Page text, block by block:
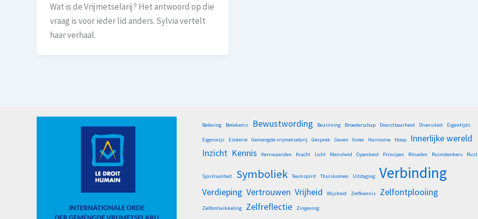
Wat is de Vrijmetselarij? Het antwoord op die
vraag is voor ieder lid anders. Sylvia vertelt
haar verhaal.
Beleving Betekenis Bewustwording Bezinning Broederschap Dienstbaarheid Diversiteit Eigentijds
Eigenwijs Esoterie Gemengde vrijmetselarij Gesprek Geven Groei Harmonie Hoop
Innerlijke wereld
Inzicht Kennis Kernwaarden Kracht Licht Mensheid Openheid Principes Rituelen Ruimdenkers Rust
Spiritualiteit Symboliek Teamspirit Thuiskomen Uitdaging Verbinding
Verdieping Vertrouwen Vrijheid Wijsheid Zelfkennis Zelfontplooiing
Zelfontwikkeling Zelfreflectie Zingeving